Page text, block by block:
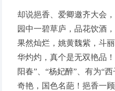
却说挹香、爱卿邀齐大会
园中一碧草庐，品花饮酒
果然灿烂，姚黄魏紫，斗
华灼灼，真个是无双艳品
阳春”、“杨妃醉”、有为“
奇艳，国色名葩！挹香一